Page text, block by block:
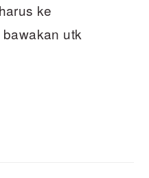
ke
utk